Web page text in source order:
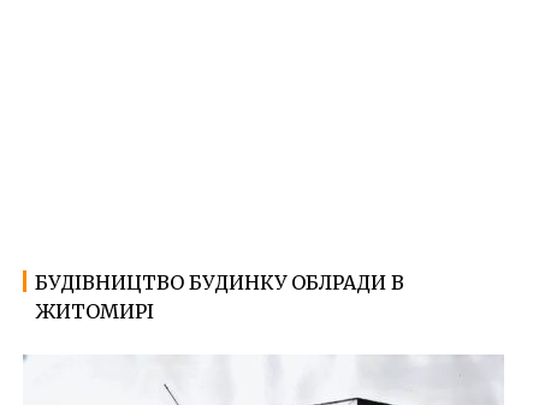
06.12.2022
Ф
БУДІВНИЦТВО БУДИНКУ ОБЛРАДИ В
ЖИТОМИРІ